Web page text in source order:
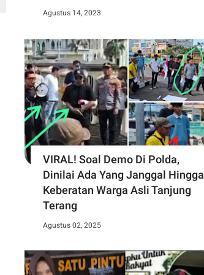
Agustus 14, 2023
VIRAL! Soal Demo Di Polda,
Dinilai Ada Yang Janggal Hingga
Keberatan Warga Asli Tanjung
Terang
Agustus 02, 2025